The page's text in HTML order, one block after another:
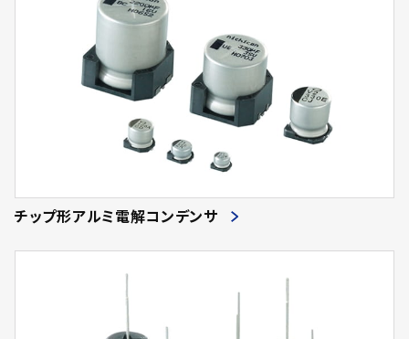
チップ形アルミ電解コンデンサ